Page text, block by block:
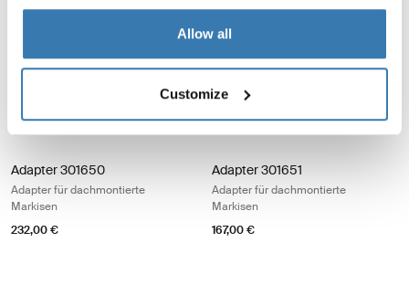
Allow all
Customize
Adapter 301418 Adapter für dachmontierte Markisen Aluminum
Adapter für dachmontierte
Adapter 301649 Adapter für
Adapter 301649
Adapter für dachmontierte
214,00 €
Adapter 301650
Adapter für dachmontierte
Markisen
232,00 €
Adapter 301651
Adapter für dachmontierte
Markisen
167,00 €